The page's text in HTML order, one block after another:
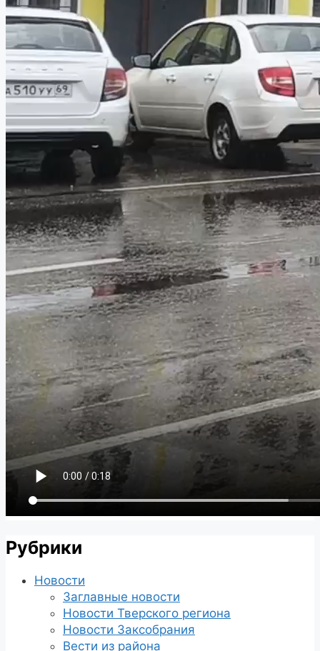
Рубрики
Новости
Заглавные новости
Новости Тверского региона
Новости Заксобрания
Вести из района